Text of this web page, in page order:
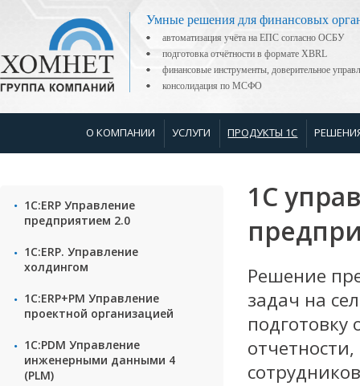
Умные решения для финансовых
автоматизация учёта на ЕПС согласно ОСБУ
подготовка отчётности в формате XBRL
финансовые инструменты, доверительное
консолидация по МСФО
О КОМПАНИИ УСЛУГИ ПРОДУКТЫ 1С
1С:ERP Управление
предприятием 2.0
1С:ERP. Управление
холдингом
1С:ERP+PM Управление
проектной организацией
1С:PDM Управление
инженерными данными 4
(PLM)
1С
Решение
задач на
подготовку